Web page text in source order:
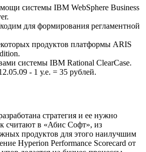
системы IBM WebSphere Business
для формирования регламентной
продуктов платформы ARIS
системы IBM Rational ClearCase.
- 1 у.е. = 35 рублей.
стратегия и ее нужно
считают в «Абис Софт», из
продуктов для этого наилучшим
Hyperion Performance Scorecard от